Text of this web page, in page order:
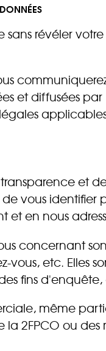
sans révéler
et diffusées
et
vous identifier
en nous
concernant
vous, etc. Elles
fins
même
2FPCO ou